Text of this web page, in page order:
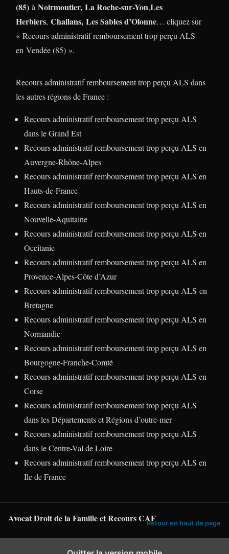
(85) à Noirmoutier, La Roche-sur-Yon,Les
Herbiers, Challans, Les Sables d’Olonne… cliquez sur
« Recours administratif remboursement trop perçu ALS
en Vendée (85) ».
Recours administratif remboursement trop perçu ALS dans
les autres régions de France :
Recours administratif remboursement trop perçu ALS
dans le Grand Est
Recours administratif remboursement trop perçu ALS en
Auvergne-Rhône-Alpes
Recours administratif remboursement trop perçu ALS en
Hauts-de-France
Recours administratif remboursement trop perçu ALS en
Nouvelle-Aquitaine
Recours administratif remboursement trop perçu ALS en
Occitanie
Recours administratif remboursement trop perçu ALS en
Provence-Alpes-Côte d’Azur
Recours administratif remboursement trop perçu ALS en
Bretagne
Recours administratif remboursement trop perçu ALS en
Normandie
Recours administratif remboursement trop perçu ALS en
Bourgogne-Franche-Comté
Recours administratif remboursement trop perçu ALS en
Corse
Recours administratif remboursement trop perçu ALS
dans les Départements et Régions d’outre-mer
Recours administratif remboursement trop perçu ALS
dans le Centre-Val de Loire
Recours administratif remboursement trop perçu ALS en
Ile de France
Avocat Droit de la Famille et Recours CAFRetour en haut de page